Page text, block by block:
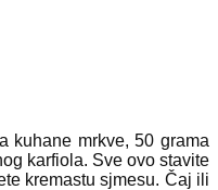
kuhane mrkve, 50 grama
karfiola. Sve ovo stavite
kremastu sjmesu. Čaj ili